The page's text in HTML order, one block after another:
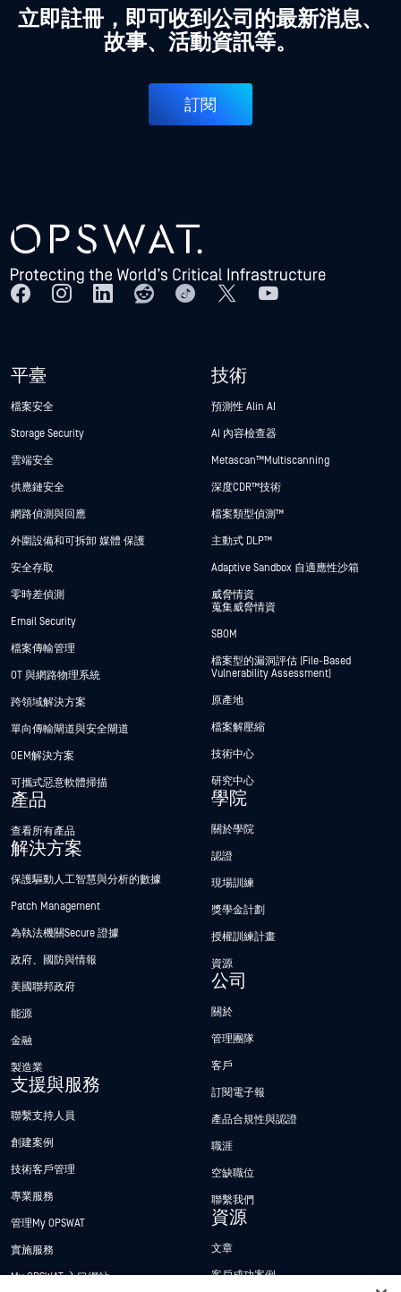
立即註冊，即可收到公司的最新消息、
故事、活動資訊等。
訂閱
平臺
檔案安全
Storage Security
雲端安全
供應鏈安全
網路偵測與回應
外圍設備和可拆卸 媒體 保護
安全存取
零時差偵測
Email Security
檔案傳輸管理
OT 與網路物理系統
跨領域解決方案
單向傳輸閘道與安全閘道
OEM解決方案
可攜式惡意軟體掃描
產品
查看所有產品
解決方案
保護驅動人工智慧與分析的數據
Patch Management
為執法機關Secure 證據
政府、國防與情報
美國聯邦政府
能源
金融
製造業
支援與服務
聯繫支持人員
創建案例
技術客戶管理
專業服務
管理My OPSWAT
實施服務
My OPSWAT 入口網站
技術
預測性 Alin AI
AI 內容檢查器
Metascan™ Multiscanning
深度CDR™技術
檔案類型偵測™
主動式 DLP™
Adaptive Sandbox 自適應性沙箱
威脅情資
蒐集威脅情資
SBOM
檔案型的漏洞評估 (File-Based
Vulnerability Assessment)
原產地
檔案解壓縮
技術中心
研究中心
學院
關於學院
認證
現場訓練
獎學金計劃
授權訓練計畫
資源
公司
關於
管理團隊
客戶
訂閱電子報
產品合規性與認證
職涯
空缺職位
聯繫我們
資源
文章
客戶成功案例